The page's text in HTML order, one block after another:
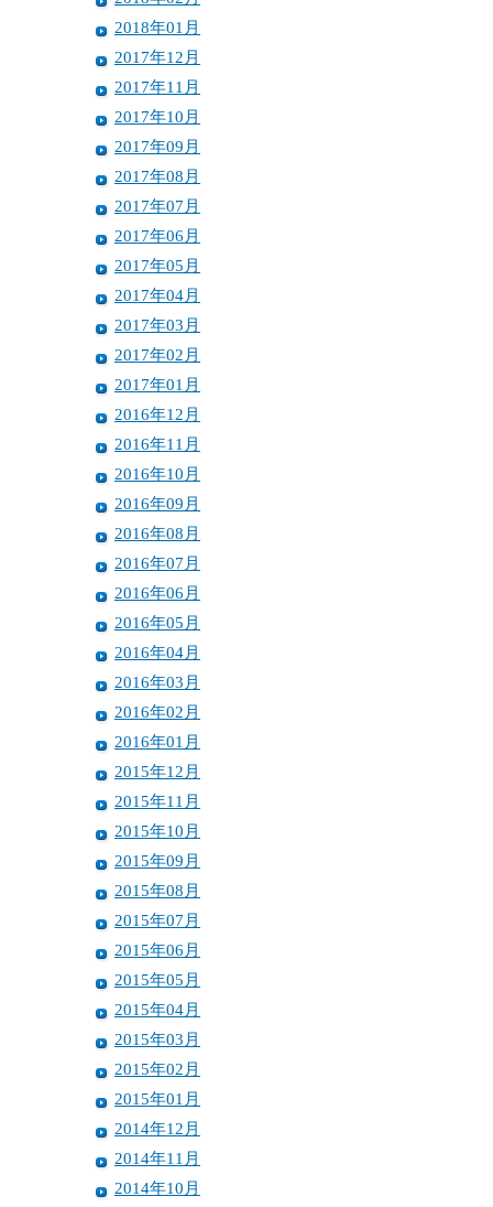
2018年01月
2017年12月
2017年11月
2017年10月
2017年09月
2017年08月
2017年07月
2017年06月
2017年05月
2017年04月
2017年03月
2017年02月
2017年01月
2016年12月
2016年11月
2016年10月
2016年09月
2016年08月
2016年07月
2016年06月
2016年05月
2016年04月
2016年03月
2016年02月
2016年01月
2015年12月
2015年11月
2015年10月
2015年09月
2015年08月
2015年07月
2015年06月
2015年05月
2015年04月
2015年03月
2015年02月
2015年01月
2014年12月
2014年11月
2014年10月